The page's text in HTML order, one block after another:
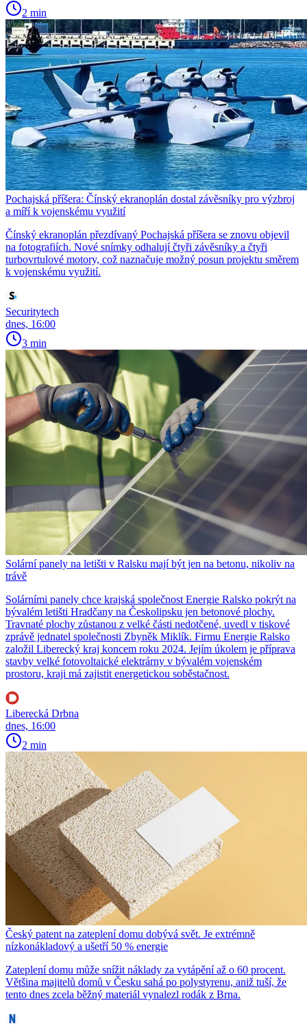
2 min
Pochajská příšera: Čínský ekranoplán dostal závěsníky pro výzbroj
a míří k vojenskému využití
Čínský ekranoplán přezdívaný Pochajská příšera se znovu objevil
na fotografiích. Nové snímky odhalují čtyři závěsníky a čtyři
turbovrtulové motory, což naznačuje možný posun projektu směrem
k vojenskému využití.
Securitytech
dnes, 16:00
3 min
Solární panely na letišti v Ralsku mají být jen na betonu, nikoliv na
trávě
Solárními panely chce krajská společnost Energie Ralsko pokrýt na
bývalém letišti Hradčany na Českolipsku jen betonové plochy.
Travnaté plochy zůstanou z velké části nedotčené, uvedl v tiskové
zprávě jednatel společnosti Zbyněk Miklík. Firmu Energie Ralsko
založil Liberecký kraj koncem roku 2024. Jejím úkolem je příprava
stavby velké fotovoltaické elektrárny v bývalém vojenském
prostoru, kraji má zajistit energetickou soběstačnost.
Liberecká Drbna
dnes, 16:00
2 min
Český patent na zateplení domu dobývá svět. Je extrémně
nízkonákladový a ušetří 50 % energie
Zateplení domu může snížit náklady za vytápění až o 60 procent.
Většina majitelů domů v Česku sahá po polystyrenu, aniž tuší, že
tento dnes zcela běžný materiál vynalezl rodák z Brna.